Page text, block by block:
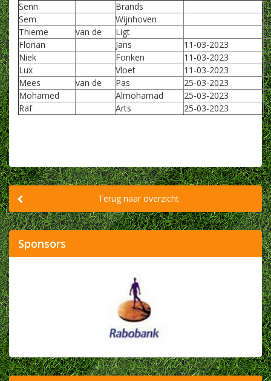
Senn Brands
Sem
Wijnhoven
Thieme
van de Ligt
Florian
Jans 11-03-2023
Niek
Fonken 11-03-2023
Lux
Vloet 11-03-2023
Mees
van de Pas
25-03-2023
Mohamed
Almohamad
25-03-2023
Raf
Arts 25-03-2023
Terug naar overzicht
Sponsors